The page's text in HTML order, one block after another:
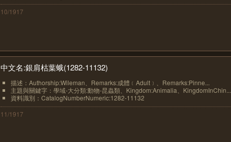
10/1917
中文名:銀肩枯葉蛾(1282-11132)
描述：Authorship:Wileman、Remarks:成體﹝Adult﹞、Remarks:Pinne...
主題與關鍵字：學域-大分類:動物-昆蟲類、Kingdom:Animalia、KingdomInChin...
資料識別：CatalogNumberNumeric:1282-11132
11/1917